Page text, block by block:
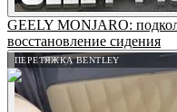
ПЕРЕТЯЖКА BENTLEY
GEELY MONJARO:
восстановление сидения